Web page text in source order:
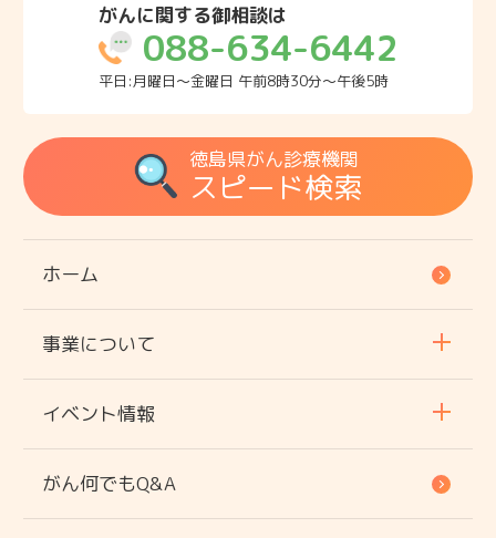
がんに関する御相談は
088-634-6442
平日:月曜日～金曜日 午前8時30分～午後5時
徳島県がん診療機関
スピード検索
ホーム
事業について
イベント情報
がん何でもQ&A